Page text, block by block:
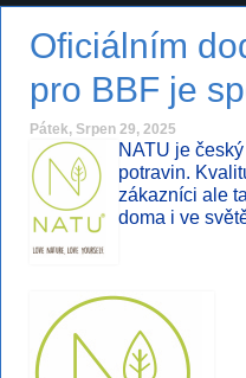
Oficiálním
pro BBF je
Pátek, Srpen 29, 2025
NATU je
potravin.
zákazníci ale
doma i ve